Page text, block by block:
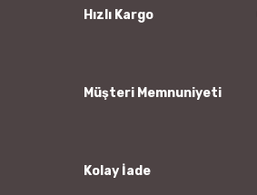
Ürün bilgilerinde hatalar bulunuyor.
Hızlı Kargo
Müşteri Memnuniyeti
Kolay İade